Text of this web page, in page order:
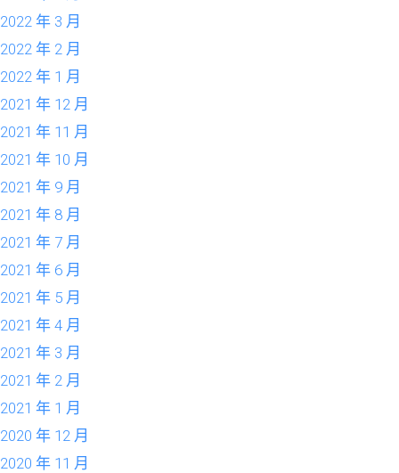
2022 年 3 月
2022 年 2 月
2022 年 1 月
2021 年 12 月
2021 年 11 月
2021 年 10 月
2021 年 9 月
2021 年 8 月
2021 年 7 月
2021 年 6 月
2021 年 5 月
2021 年 4 月
2021 年 3 月
2021 年 2 月
2021 年 1 月
2020 年 12 月
2020 年 11 月